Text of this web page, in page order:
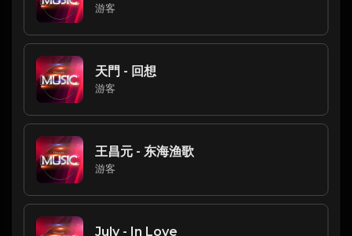
游客
天門 - 回想
游客
王昌元 - 东海渔歌
游客
July - In Love